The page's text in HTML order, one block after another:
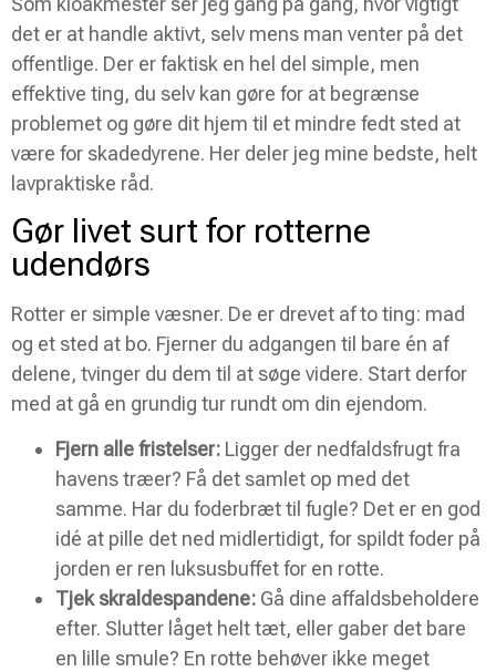
det er at handle aktivt, selv mens man venter på det
offentlige. Der er faktisk en hel del simple, men
effektive ting, du selv kan gøre for at begrænse
problemet og gøre dit hjem til et mindre fedt sted at
være for skadedyrene. Her deler jeg mine bedste, helt
lavpraktiske råd.
Gør livet surt for rotterne
udendørs
Rotter er simple væsner. De er drevet af to ting: mad
og et sted at bo. Fjerner du adgangen til bare én af
delene, tvinger du dem til at søge videre. Start derfor
med at gå en grundig tur rundt om din ejendom.
Fjern alle fristelser: Ligger der nedfaldsfrugt fra
havens træer? Få det samlet op med det
samme. Har du foderbræt til fugle? Det er en god
idé at pille det ned midlertidigt, for spildt foder på
jorden er ren luksusbuffet for en rotte.
Tjek skraldespandene: Gå dine affaldsbeholdere
efter. Slutter låget helt tæt, eller gaber det bare
en lille smule? En rotte behøver ikke meget